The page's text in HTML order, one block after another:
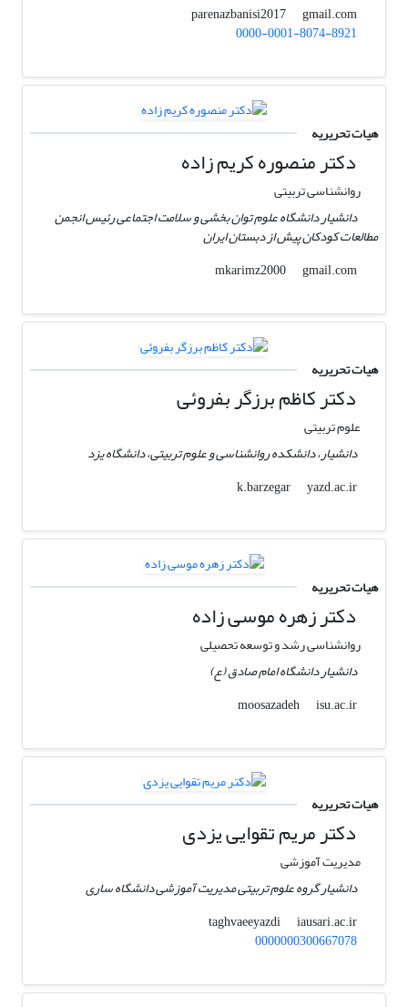
parenazbanisi2017
gmail.com
0000-0001-8074-8921
هیات تحریریه
دکتر منصوره کریم زاده
روانشناسی تربیتی
دانشیار دانشگاه علوم توان بخشی و سلامت اجتماعی رئیس انجمن
مطالعات کودکان پیش از دبستان ایران
mkarimz2000
gmail.com
هیات تحریریه
دکتر کاظم برزگر بفروئی
علوم تربیتی
دانشیار، دانشکده روانشناسی و علوم تربیتی، دانشگاه یزد
k.barzegar
yazd.ac.ir
هیات تحریریه
دکتر زهره موسی زاده
روانشناسی رشد و توسعه تحصیلی
دانشیار دانشگاه امام صادق (ع)
moosazadeh
isu.ac.ir
هیات تحریریه
دکتر مریم تقوایی یزدی
مدیریت آموزشی
دانشیار گروه علوم تربیتی مدیریت آموزشی دانشگاه ساری
taghvaeeyazdi
iausari.ac.ir
0000000300667078